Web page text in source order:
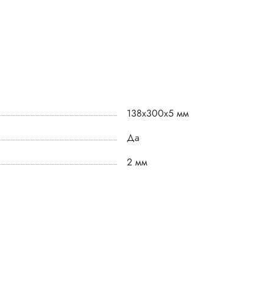
138х300х5 мм
Да
2 мм